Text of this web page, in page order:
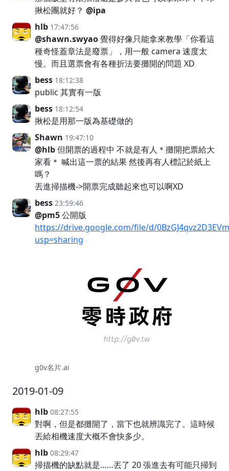
揪松團就好？ @ipa
hlb 17:47:56
@shawn.swyao覺得好像只能拿來教學「你看這
種奇怪蓋章法是廢票」，用一般 camera 速度太
慢。而且選票會有各種折法要攤開的問題 XD
bess 18:12:38
public 其實有一版
bess 18:12:54
揪松是用那一版為基礎做的
Shawn 19:47:10
@hlb但開票的過程中 不就是有人＊攤開把票給大
家看＊ 喊出這一票的結果 然後再有人標記於紙上
嗎？
丟進掃描機->開票完成聽起來也可以啊XD
bess 23:59:46
@pm5公開版
https://drive.google.com/file/d/
usp=sharing
g0v名片.ai
2019-01-09
hlb 08:27:55
對啊，但是都攤開了，當下也就辨識完了。這時候
丟給相機速度大概不會快多少。
hlb 08:29:47
掃描機的缺點就是……丟了 20 張進去有可能只掃到